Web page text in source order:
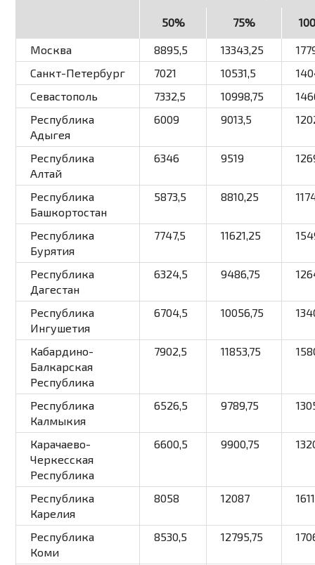
50% 75%
Москва 8895,5 13343,25
Санкт-Петербург
7021 10531,5
Севастополь
7332,5 10998,75
Республика
Адыгея
6009 9013,5
Республика
Алтай
6346 9519
Республика
Башкортостан
5873,5 8810,25
Республика
Бурятия
7747,5 11621,25
Республика
Дагестан
6324,5 9486,75
Республика
Ингушетия
6704,5 10056,75
Кабардино-
Балкарская
Республика
7902,5 11853,75
Республика
Калмыкия
6526,5 9789,75
Карачаево-
Черкесская
Республика
6600,5 9900,75
Республика
Карелия
8058 12087
Республика
Коми
8530,5 12795,75